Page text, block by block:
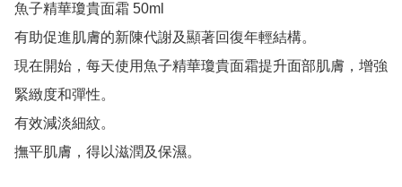
魚子精華瓊貴面霜 50ml
有助促進肌膚的新陳代謝及顯著回復年輕結構。
現在開始，每天使用魚子精華瓊貴面霜提升面部肌膚，增強
緊緻度和彈性。
有效減淡細紋。
撫平肌膚，得以滋潤及保濕。